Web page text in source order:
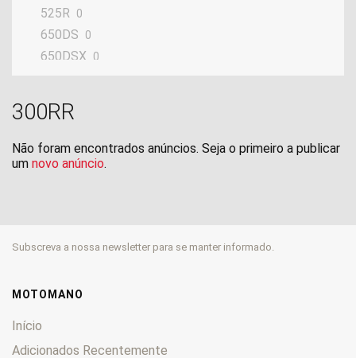
525R 0
650DS 0
650DSX 0
SR1 0
SR4 Max
300RR
Não foram encontrados anúncios. Seja o primeiro a publicar
um novo anúncio.
Subscreva a nossa newsletter para se manter informado.
MOTOMANO
Início
Adicionados Recentemente